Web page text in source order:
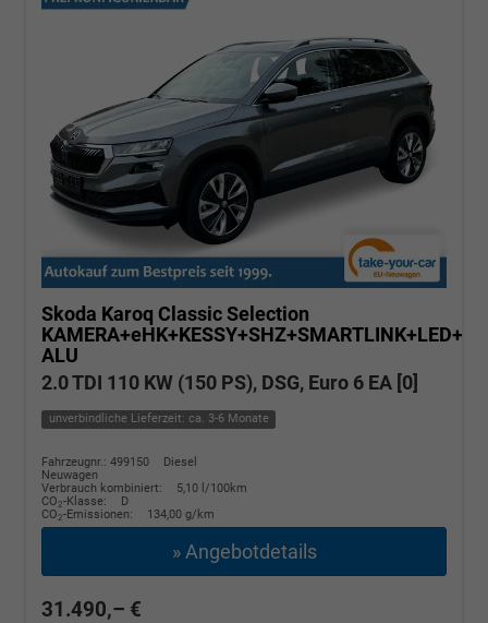
Skoda Karoq Classic Selection
ALU
2.0 TDI 110 KW (150 PS), DSG, Euro 6 EA [0]
unverbindliche Lieferzeit: ca. 3-6 Monate
Fahrzeugnr.: 499150
Diesel
Neuwagen
Verbrauch kombiniert:
5,10 l/100km
CO2-Klasse:
D
CO2-Emissionen: 134,00 g/km
» Angebotdetails
31.490,– €